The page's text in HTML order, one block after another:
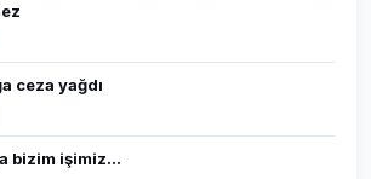
ceza yağdı
bizim işimiz...